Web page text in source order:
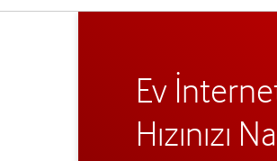
Ev
Hızınızı